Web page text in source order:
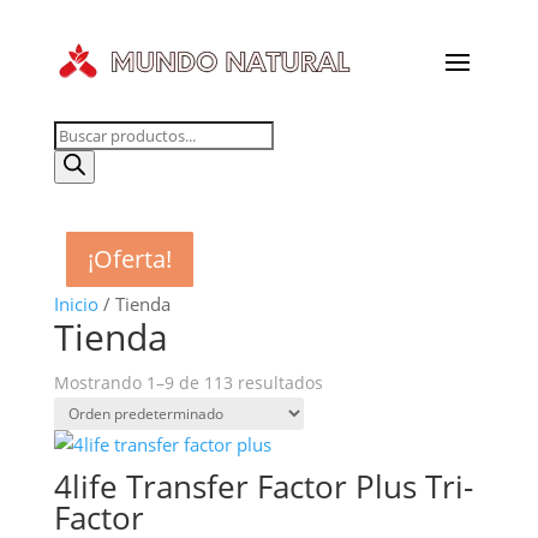
Búsqueda
de
Inicio/ Tienda
Tienda
Mostrando 1–9 de 113 resultados
¡Oferta!
4life Transfer Factor Plus Tri-
Factor
¡Oferta!
¡Oferta!
¡Oferta!
¡Oferta!
¡Oferta!
¡Oferta!
¡Oferta!
¡Oferta!